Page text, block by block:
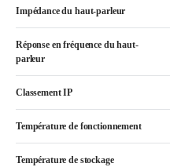
Impédance du haut-parleur
Réponse en fréquence du haut-
parleur
Classement IP
Température de fonctionnement
Température de stockage